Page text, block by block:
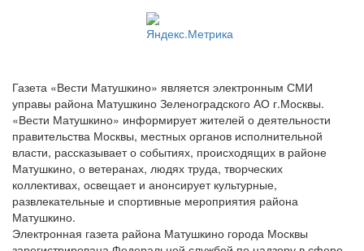
Газета «Вести Матушкино» является электронным СМИ
управы района Матушкино Зеленоградского АО г.Москвы.
«Вести Матушкино» информирует жителей о деятельности
правительства Москвы, местных органов исполнительной
власти, рассказывает о событиях, происходящих в районе
Матушкино, о ветеранах, людях труда, творческих
коллективах, освещает и анонсирует культурные,
развлекательные и спортивные мероприятия района
Матушкино.
Электронная газета района Матушкино города Москвы